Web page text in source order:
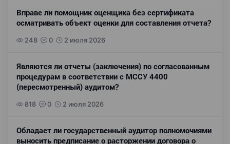
Вправе ли помощник оценщика без сертификата
осматривать объект оценки для составления отчета?
248 0 2 июля 2026
Являются ли отчеты (заключения) по согласованным
процедурам в соответствии с МССУ 4400
(пересмотренный) аудитом?
818 0 2 июля 2026
Обладает ли государственный аудитор полномочиями
выносить предписание о расторжении договора о